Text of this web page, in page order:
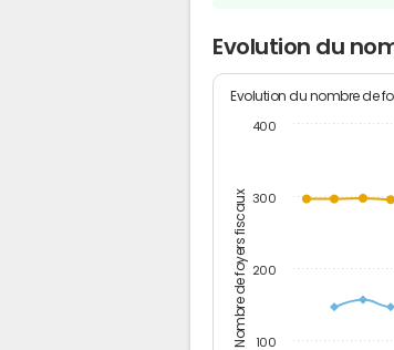
Evolution du
Nombre de foyers fiscaux
Evolution du nombre de
100
200
300
400